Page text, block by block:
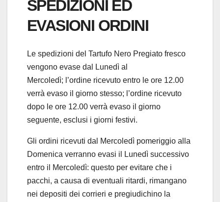
SPEDIZIONI ED
EVASIONI ORDINI
Le spedizioni del Tartufo Nero Pregiato fresco
vengono evase dal Lunedì al
Mercoledì; l’ordine ricevuto entro le ore 12.00
verrà evaso il giorno stesso; l’ordine ricevuto
dopo le ore 12.00 verrà evaso il giorno
seguente, esclusi i giorni festivi.
Gli ordini ricevuti dal Mercoledì pomeriggio alla
Domenica verranno evasi il Lunedì successivo
entro il Mercoledì: questo per evitare che i
pacchi, a causa di eventuali ritardi, rimangano
nei depositi dei corrieri e pregiudichino la